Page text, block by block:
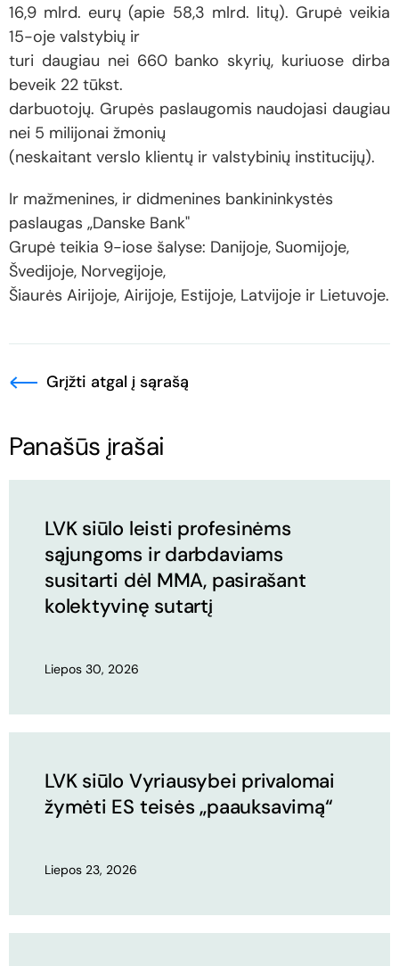
16,9 mlrd. eurų (apie 58,3 mlrd. litų). Grupė veikia
15-oje valstybių ir
turi daugiau nei 660 banko skyrių, kuriuose dirba
beveik 22 tūkst.
darbuotojų. Grupės paslaugomis naudojasi daugiau
nei 5 milijonai žmonių
(neskaitant verslo klientų ir valstybinių institucijų).
Ir mažmenines, ir didmenines bankininkystės
paslaugas „Danske Bank"
Grupė teikia 9-iose šalyse: Danijoje, Suomijoje,
Švedijoje, Norvegijoje,
Šiaurės Airijoje, Airijoje, Estijoje, Latvijoje ir Lietuvoje.
Grįžti atgal į sąrašą
Panašūs įrašai
LVK siūlo leisti profesinėms
sąjungoms ir darbdaviams
susitarti dėl MMA, pasirašant
kolektyvinę sutartį
Liepos 30, 2026
LVK siūlo Vyriausybei privalomai
žymėti ES teisės „paauksavimą“
Liepos 23, 2026